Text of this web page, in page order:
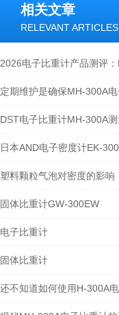
相关文章
RELEVANT ARTICLES
塑料颗粒气泡对密度的影响
固体比重计GW-300EW
电子比重计
固体比重计